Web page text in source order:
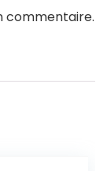
commentaire.